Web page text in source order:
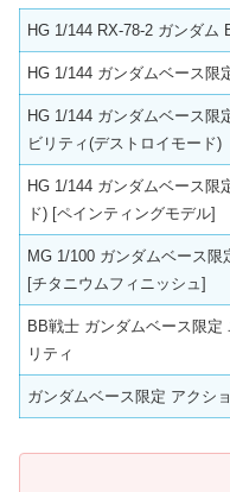
HG 1/144 RX-78-2 ガンダム
HG 1/144 ガンダムベース限
HG 1/144 ガンダムベース限
ビリティ(デストロイモード)
HG 1/144 ガンダムベース限
ド) [ペインティングモデル]
MG 1/100 ガンダムベース
[チタニウムフィニッシュ]
BB戦士 ガンダムベース限
リティ
ガンダムベース限定 アクシ